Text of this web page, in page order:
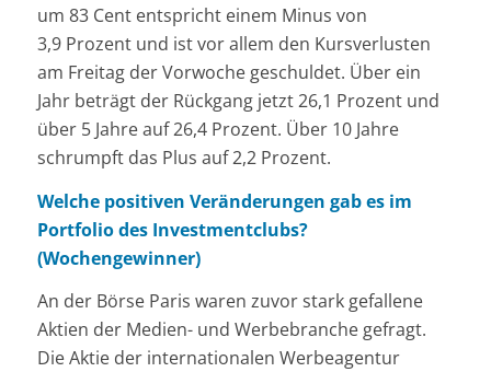
um 83 Cent entspricht einem Minus von
3,9 Prozent und ist vor allem den Kursverlusten
am Freitag der Vorwoche geschuldet. Über ein
Jahr beträgt der Rückgang jetzt 26,1 Prozent und
über 5 Jahre auf 26,4 Prozent. Über 10 Jahre
schrumpft das Plus auf 2,2 Prozent.
Welche positiven Veränderungen gab es im
Portfolio des Investmentclubs?
(Wochengewinner)
An der Börse Paris waren zuvor stark gefallene
Aktien der Medien- und Werbebranche gefragt.
Die Aktie der internationalen Werbeagentur